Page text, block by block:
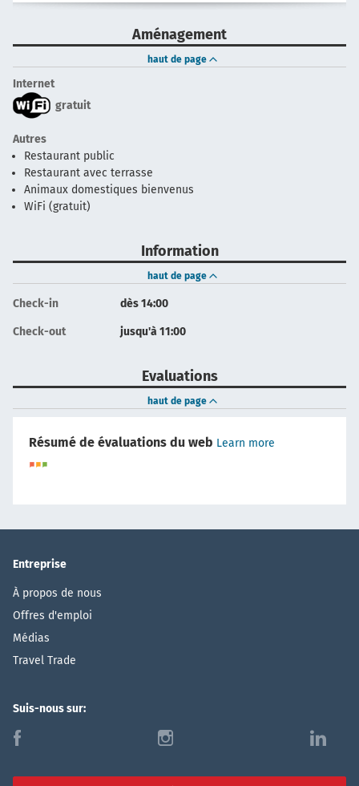
Aménagement
haut de page
Internet
gratuit
Autres
Restaurant public
Restaurant avec terrasse
Animaux domestiques bienvenus
WiFi (gratuit)
Information
haut de page
Check-in dès 14:00
Check-out jusqu'à 11:00
Evaluations
haut de page
Résumé de évaluations du web Learn more
Entreprise
À propos de nous
Offres d'emploi
Médias
Travel Trade
Suis-nous sur:
f i l